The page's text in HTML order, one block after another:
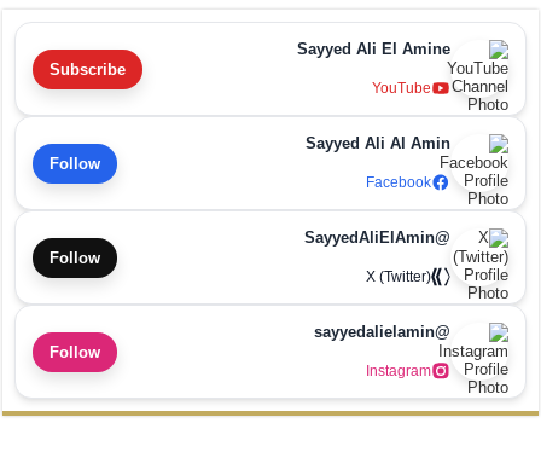
Sayyed Ali El Amine
YouTube
Subscribe
Sayyed Ali Al Amin
Facebook
Follow
@SayyedAliElAmin
X (Twitter)
Follow
@sayyedalielamin
Instagram
Follow